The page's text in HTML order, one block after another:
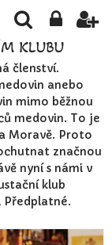
KLUBU
členství.
anebo
mimo běžnou
medovin. To je
Moravě. Proto
značnou
nyní s námi v
klub
Předplatné.